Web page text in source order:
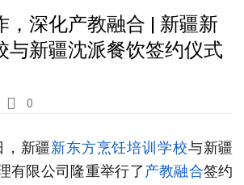
，深化产教融合 | 新疆新
与新疆沈派餐饮签约仪式
0
，新疆新东方烹饪培训 学校与新疆
有限公司 隆重举行了产教融合签约